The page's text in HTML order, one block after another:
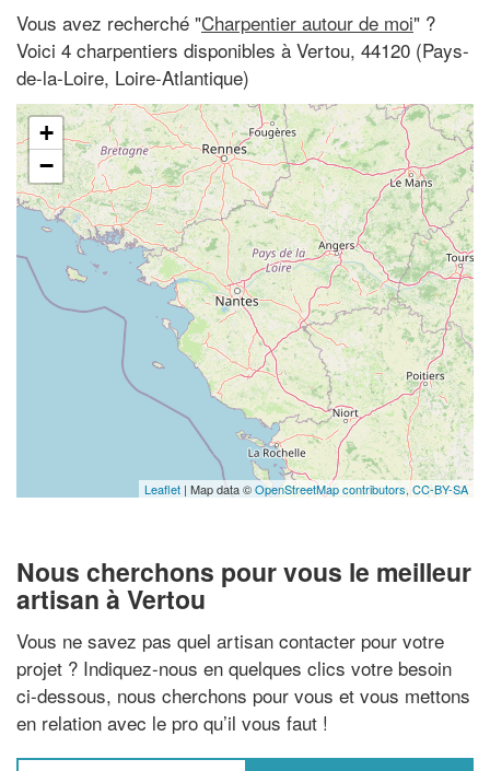
Vous avez recherché "Charpentier autour de moi" ?
Voici 4 charpentiers disponibles à Vertou, 44120 (Pays-
de-la-Loire, Loire-Atlantique)
+
−
Leaflet | Map data ©OpenStreetMap contributors,CC-BY-SA
Nous cherchons pour vous le meilleur
artisan à Vertou
Vous ne savez pas quel artisan contacter pour votre
projet ? Indiquez-nous en quelques clics votre besoin
ci-dessous, nous cherchons pour vous et vous mettons
en relation avec le pro qu’il vous faut !